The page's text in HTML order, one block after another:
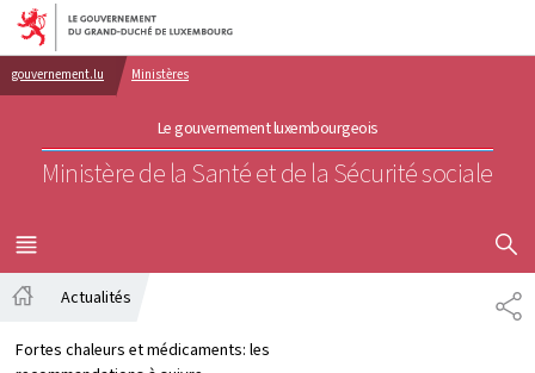
Aller au menu principal
Aller au contenu
gouvernement.lu Ministères
Le gouvernement luxembourgeois
Ministère de la Santé et de la Sécurité sociale
MENU
PRINCIPAL
Actualités
Fortes chaleurs et médicaments: les